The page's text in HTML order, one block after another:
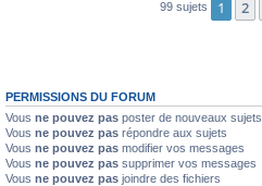
99 sujets 1 2
PERMISSIONS DU FORUM
Vous ne pouvez pas poster de nouveaux sujets
Vous ne pouvez pas répondre aux sujets
Vous ne pouvez pas modifier vos messages
Vous ne pouvez pas supprimer vos messages
Vous ne pouvez pas joindre des fichiers